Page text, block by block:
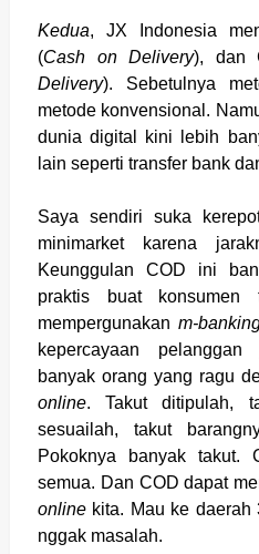
Kedua, JX Indonesia
(Cash on Delivery), dan
Delivery). Sebetulnya
metode konvensional.
dunia digital kini lebih
lain seperti transfer bank
Saya sendiri suka
minimarket karena
Keunggulan COD ini
praktis buat konsumen
mempergunakan m-
kepercayaan
banyak orang yang ragu
online. Takut ditipulah,
sesuailah, takut
Pokoknya banyak takut.
semua. Dan COD dapat
onlinekita. Mau ke daerah
nggak masalah.